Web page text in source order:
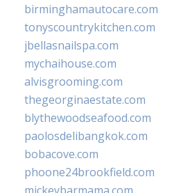
birminghamautocare.com
tonyscountrykitchen.com
jbellasnailspa.com
mychaihouse.com
alvisgrooming.com
thegeorginaestate.com
blythewoodseafood.com
paolosdelibangkok.com
bobacove.com
phoone24brookfield.com